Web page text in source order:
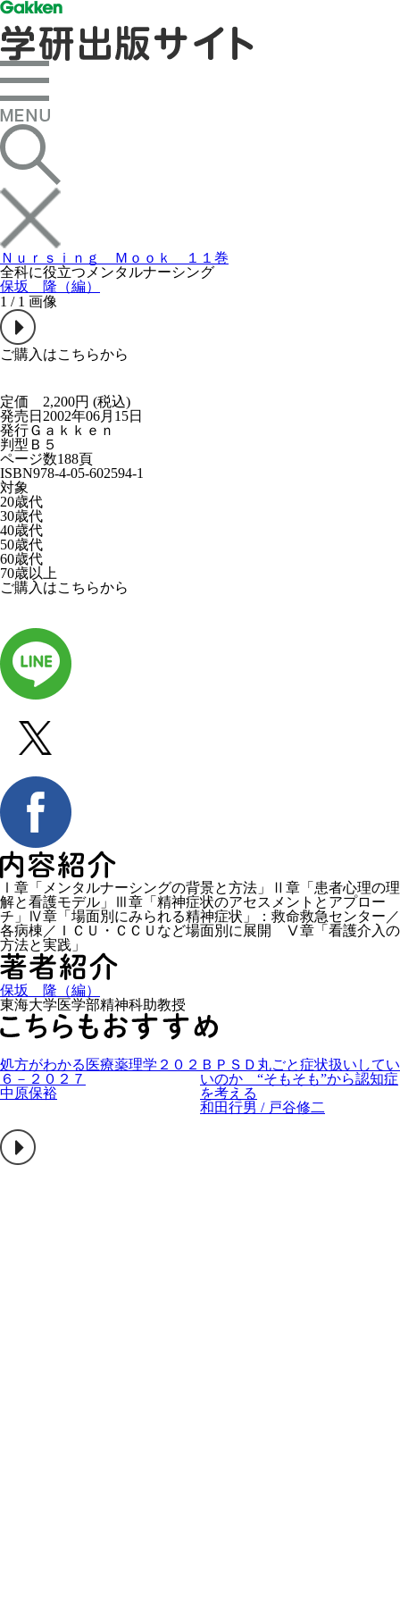
Ｎｕｒｓｉｎｇ Ｍｏｏｋ １１巻
全科に役立つメンタルナーシング
保坂 隆（編）
1 / 1 画像
ご購入はこちらから
定価 2,200円 (税込)
発売日 2002年06月15日
発行Ｇａｋｋｅｎ
判型 Ｂ５
ページ数188頁
ISBN978-4-05-602594-1
対象
20歳代
30歳代
40歳代
50歳代
60歳代
70歳以上
ご購入はこちらから
Ⅰ章「メンタルナーシングの背景と方法」Ⅱ章「患者心理の理
解と看護モデル」Ⅲ章「精神症状のアセスメントとアプロー
チ」Ⅳ章「場面別にみられる精神症状」：救命救急センター／
各病棟／ＩＣＵ・ＣＣＵなど場面別に展開 Ⅴ章「看護介入の
方法と実践」
保坂 隆（編）
東海大学医学部精神科助教授
処方がわかる医療薬理学２０２
６－２０２７
中原保裕
ＢＰＳＤ丸ごと症状扱いしてい
いのか “そもそも”から認知症
を考える
和田行男 / 戸谷修二